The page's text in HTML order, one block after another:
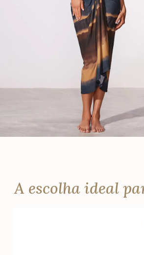
A escolha ideal